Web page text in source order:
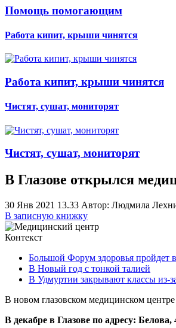
Помощь помогающим
Работа кипит, крыши чинятся
Работа кипит, крыши чинятся
Чистят, сушат, мониторят
Чистят, сушат, мониторят
В Глазове открылся
30 Янв 2021 13.33 Автор: Людмила
В записную книжку
Контекст
Большой Форум здоровья пройдет в
В Новый год с тонкой талией
В Удмуртии закрывают классы из-
В новом глазовском медицинском
В декабре в Глазове по адресу: